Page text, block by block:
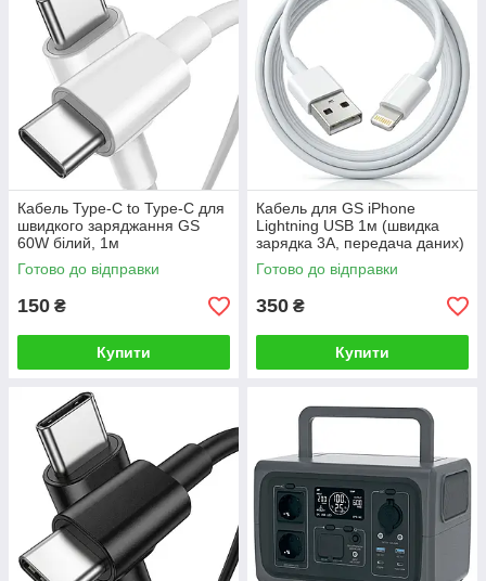
Кабель Type-C to Type-C для
швидкого заряджання GS
60W білий, 1м
Готово до відправки
150 ₴
Купити
Кабель для GS iPhone
Lightning USB 1м (швидка
зарядка 3A, передача даних)
шнур для айфона
Готово до відправки
350 ₴
Купити